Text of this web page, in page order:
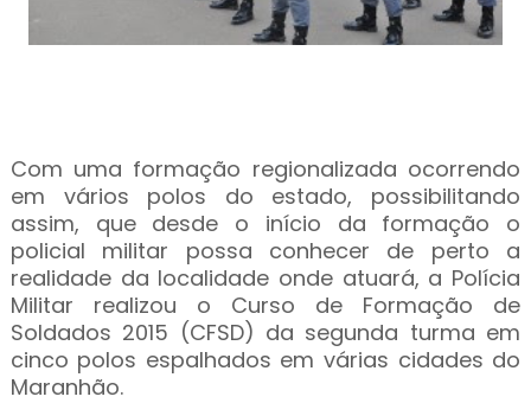
Com uma formação regionalizada ocorrendo
em vários polos do estado, possibilitando
assim, que desde o início da formação o
policial militar possa conhecer de perto a
realidade da localidade onde atuará, a Polícia
Militar realizou o Curso de Formação de
Soldados 2015 (CFSD) da segunda turma em
cinco polos espalhados em várias cidades do
Maranhão.